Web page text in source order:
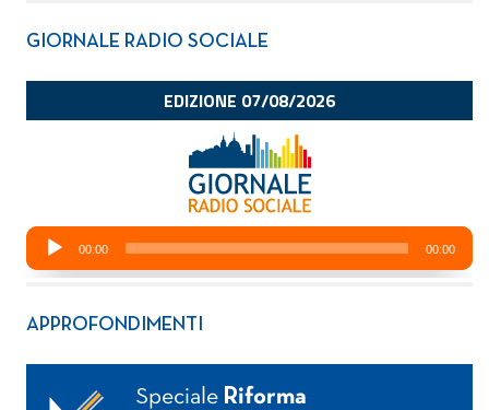
GIORNALE RADIO SOCIALE
APPROFONDIMENTI
Speciale Riforma